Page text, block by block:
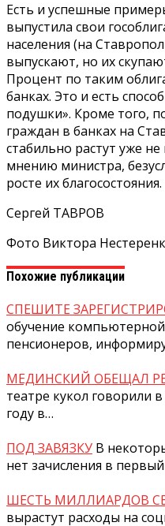
Есть и успешные
выпустила свои
населения (на
выпускают, но их
Процент по таким
банках. Это и есть
подушки». Кроме того,
граждан в банках на
стабильно растут уже
мнению министра,
росте их благосостояния.
Сергей ТАВРОВ
Фото Виктора
Похожие публикации
СПЕШИТЕ
обучение
пенсионеров,
МЕДИНСКИЙ ОБЕЩАЛ
театре кукол говорили
году в…
ПОД ЗАВЯЗКУ В
нет зачисления в
ШЕСТЬ МИЛЛИАРДОВ
вырастут расходы на